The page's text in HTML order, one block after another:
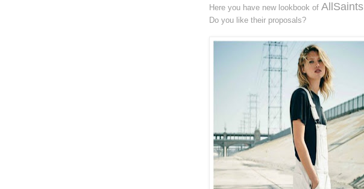
Here you have new lookbook of AllSaints
Do you like their proposals?